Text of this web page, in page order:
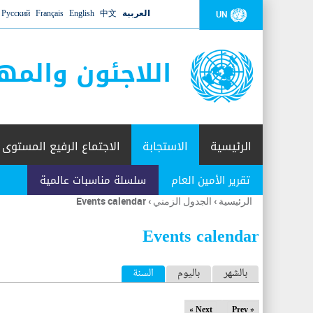
UN العربية 中文
English
Français
Русский
اللاجئون
الرئيسية الاستجابة
تقرير الأمين العام سلسلة مناسبات عالمية
الاجتماع الرفيع المستوى
أنت
هنا
الرئيسية › الجدول الزمني ›
Events calendar
Events calendar
ا
ل
بالشهر باليوم السنة (علامة التبويب النشطة)